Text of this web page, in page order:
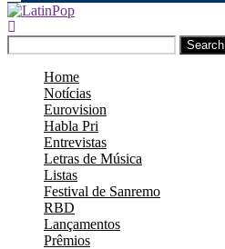
Search
Home
Notícias
Eurovision
Habla Pri
Entrevistas
Letras de Música
Listas
Festival de Sanremo
RBD
Lançamentos
Prêmios